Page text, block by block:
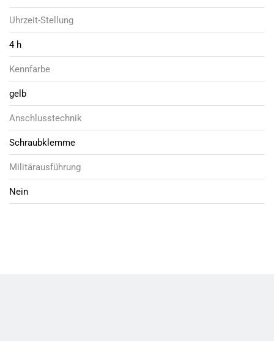
Uhrzeit-Stellung
4 h
Kennfarbe
gelb
Anschlusstechnik
Schraubklemme
Militärausführung
Nein